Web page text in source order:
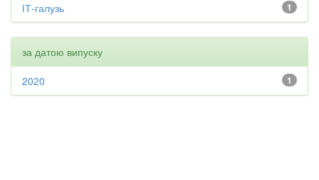
1
ІТ-галузь
за датою випуску
1
2020